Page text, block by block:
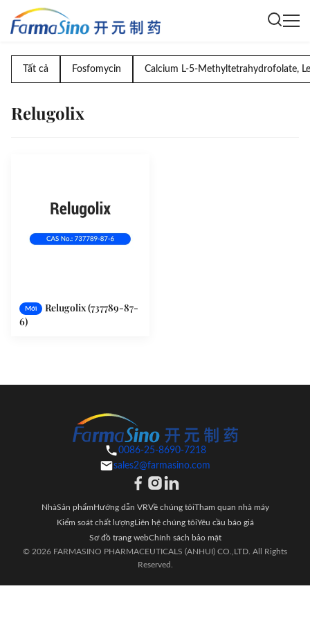
Tất cả Fosfomycin Calcium L-5-Methyltetrahydrofolate,
Relugolix
Mới
Relugolix (737789-87-
6)
0086-25-8690-7218
sales2@farmasino.com
NhàSản phẩm Hướng dẫn VRVề chúng tôiTham quan nhà máy
Kiểm soát chất lượngLiên hệ chúng tôiYêu cầu báo giá
Sơ đồ trang webChính sách bảo mật
© 2026 FARMASINO PHARMACEUTICALS (ANHUI) CO.,LTD. All Rights
Reserved.